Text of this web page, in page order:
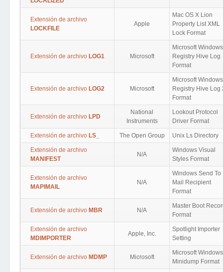
Extensión de archivo
LOCKFILE
Apple
Mac OS X Lion
Property List XML
Lock Format
Extensión de archivo LOG1 Microsoft
Microsoft Windows
Registry Hive Log
Format
Extensión de archivo LOG2 Microsoft
Microsoft Windows
Registry Hive Log
Format
Extensión de archivo LPD
National
Instruments
Lookout Protocol
Driver Format
Extensión de archivo LS_ The Open Group Unix Ls Directory
Extensión de archivo
MANIFEST
N/A
Windows Visual
Styles Format
Extensión de archivo
MAPIMAIL
N/A
Windows Send To
Mail Recipient
Format
Extensión de archivo MBR N/A
Master Boot
Format
Extensión de archivo
MDIMPORTER
Apple, Inc.
Spotlight Importer
Setting
Extensión de archivo MDMP Microsoft
Microsoft Windows
Minidump Format